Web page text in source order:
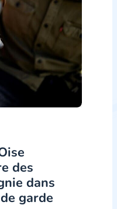
des
dans
garde